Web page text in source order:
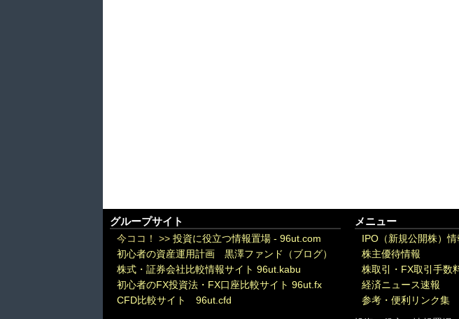
グループサイト
今ココ！ >> 投資に役立つ情報置場 - 96ut.com
初心者の資産運用計画 黒澤ファンド（ブログ）
株式・証券会社比較情報サイト 96ut.kabu
初心者のFX投資法・FX口座比較サイト 96ut.fx
CFD比較サイト 96ut.cfd
メニュー
IPO（新規公開株）情
株主優待情報
株取引・FX取引手数
経済ニュース速報
参考・便利リンク集